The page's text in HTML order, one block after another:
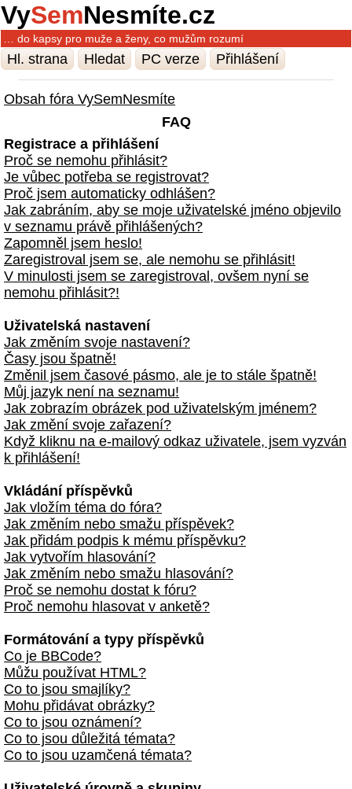
VySemNesmíte.cz
… do kapsy pro muže a ženy, co mužům rozumí
Hl. strana Hledat PC verze Přihlášení
Obsah fóra VySemNesmíte
FAQ
Registrace a přihlášení
Proč se nemohu přihlásit?
Je vůbec potřeba se registrovat?
Proč jsem automaticky odhlášen?
Jak zabráním, aby se moje uživatelské jméno objevilo
v seznamu právě přihlášených?
Zapomněl jsem heslo!
Zaregistroval jsem se, ale nemohu se přihlásit!
V minulosti jsem se zaregistroval, ovšem nyní se
nemohu přihlásit?!
Uživatelská nastavení
Jak změním svoje nastavení?
Časy jsou špatně!
Změnil jsem časové pásmo, ale je to stále špatně!
Můj jazyk není na seznamu!
Jak zobrazím obrázek pod uživatelským jménem?
Jak změní svoje zařazení?
Když kliknu na e-mailový odkaz uživatele, jsem vyzván
k přihlášení!
Vkládání příspěvků
Jak vložím téma do fóra?
Jak změním nebo smažu příspěvek?
Jak přidám podpis k mému příspěvku?
Jak vytvořím hlasování?
Jak změním nebo smažu hlasování?
Proč se nemohu dostat k fóru?
Proč nemohu hlasovat v anketě?
Formátování a typy příspěvků
Co je BBCode?
Můžu používat HTML?
Co to jsou smajlíky?
Mohu přidávat obrázky?
Co to jsou oznámení?
Co to jsou důležitá témata?
Co to jsou uzamčená témata?